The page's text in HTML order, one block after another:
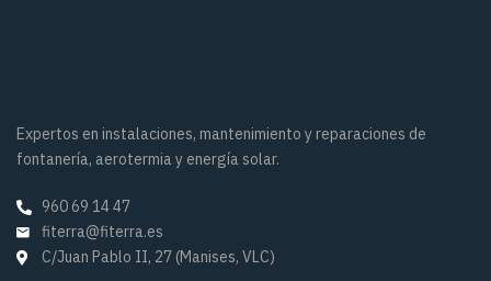
Expertos en instalaciones, mantenimiento y reparaciones de
fontanería, aerotermia y energía solar.
960 69 14 47
fiterra@fiterra.es
C/Juan Pablo II, 27 (Manises, VLC)